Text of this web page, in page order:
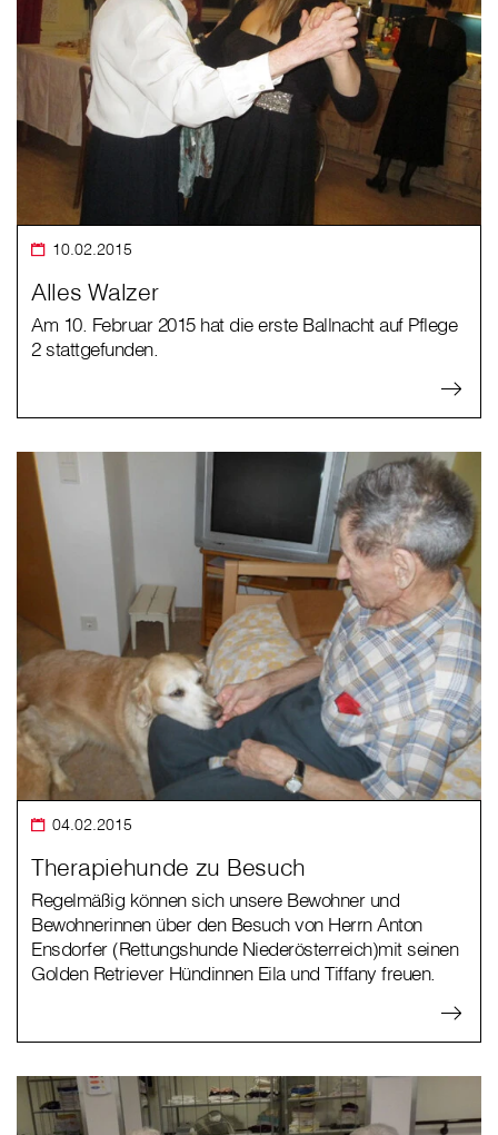
10.02.2015
Alles Walzer
Am 10. Februar 2015 hat die erste Ballnacht auf Pflege
2 stattgefunden.
04.02.2015
Therapiehunde zu Besuch
Regelmäßig können sich unsere Bewohner und
Bewohnerinnen über den Besuch von Herrn Anton
Ensdorfer (Rettungshunde Niederösterreich)mit seinen
Golden Retriever Hündinnen Eila und Tiffany freuen.